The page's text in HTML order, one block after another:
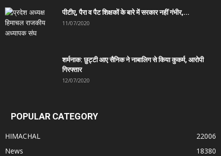
पीटीए, पैरा व पैट शिक्षकों के बारे में सरकार नहीं गंभीर,...
11/07/2020
शर्मनाक: छुट्टी आए सैनिक ने नाबालिग से किया कुकर्म, आरोपी
गिरफ्तार
12/07/2020
POPULAR CATEGORY
HIMACHAL
22006
News
18380